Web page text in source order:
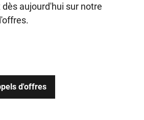
aujourd'hui sur notre
d'offres